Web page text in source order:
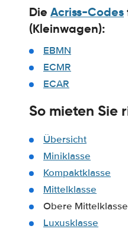
Die Acriss-Codes
(Kleinwagen):
EBMN
ECMR
ECAR
So mieten Sie
Übersicht
Miniklasse
Kompaktklasse
Mittelklasse
Obere Mittelklasse
Luxusklasse